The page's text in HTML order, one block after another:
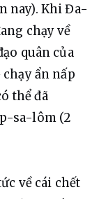
nay). Khi Đa-
chạy về
quân của
ẩn nấp
thể đã
sa-lôm (2
về cái chết